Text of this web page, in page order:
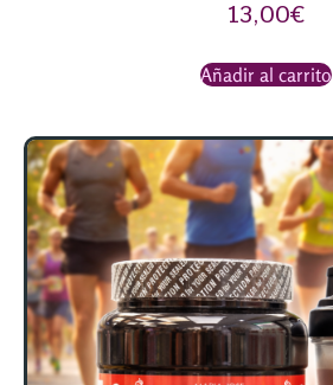
13,00€
Añadir al carrito